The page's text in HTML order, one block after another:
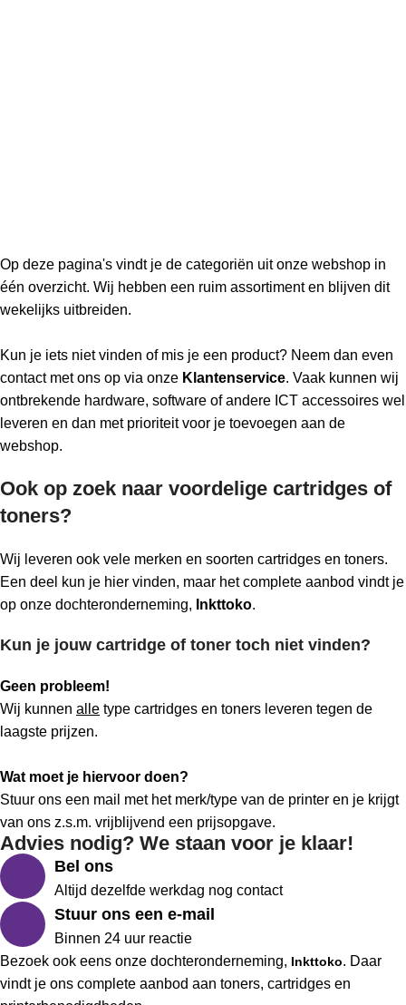
Op deze pagina's vindt je de categoriën uit onze webshop in
één overzicht. Wij hebben een ruim assortiment en blijven dit
wekelijks uitbreiden.
Kun je iets niet vinden of mis je een product? Neem dan even
contact met ons op via onze Klantenservice. Vaak kunnen wij
ontbrekende hardware, software of andere ICT accessoires wel
leveren en dan met prioriteit voor je toevoegen aan de
webshop.
Ook op zoek naar voordelige cartridges of
toners?
Wij leveren ook vele merken en soorten cartridges en toners.
Een deel kun je hier vinden, maar het complete aanbod vindt je
op onze dochteronderneming, Inkttoko.
Kun je jouw cartridge of toner toch niet vinden?
Geen probleem!
Wij kunnen alle type cartridges en toners leveren tegen de
laagste prijzen.
Wat moet je hiervoor doen?
Stuur ons een mail met het merk/type van de printer en je krijgt
van ons z.s.m. vrijblijvend een prijsopgave.
Advies nodig? We staan voor je klaar!
Bel ons
Altijd dezelfde werkdag nog contact
Stuur ons een e-mail
Binnen 24 uur reactie
Bezoek ook eens onze dochteronderneming, Inkttoko. Daar
vindt je ons complete aanbod aan toners, cartridges en